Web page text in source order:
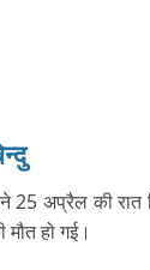
ने 25 अप्रैल की
हो गई।